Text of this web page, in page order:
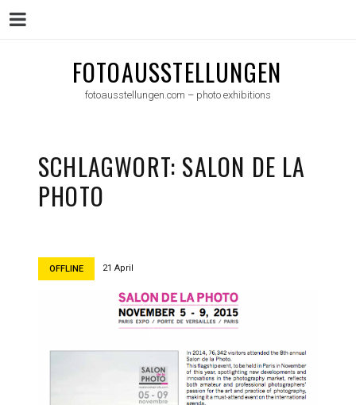
FOTOAUSSTELLUNGEN
fotoausstellungen.com – photo exhibitions
SCHLAGWORT: SALON DE LA
PHOTO
OFFLINE 21 April
Menu